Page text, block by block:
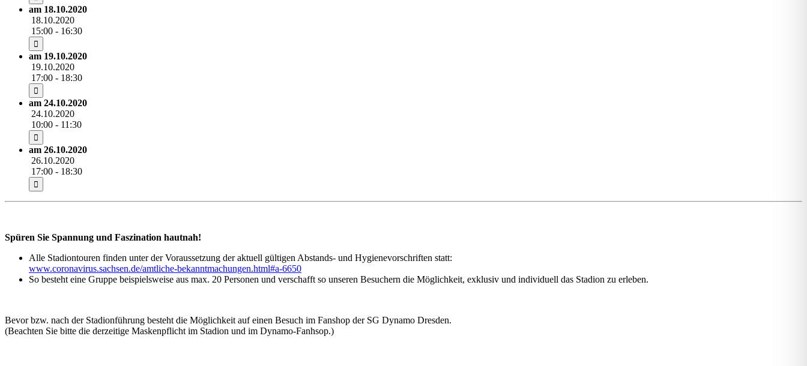
am 18.10.2020
18.10.2020
15:00 - 16:30
am 19.10.2020
19.10.2020
17:00 - 18:30
am 24.10.2020
24.10.2020
10:00 - 11:30
am 26.10.2020
26.10.2020
17:00 - 18:30
Spüren Sie Spannung und Faszination hautnah!
Alle Stadiontouren finden unter der Voraussetzung der aktuell gültigen Abstands- und Hygienevorschriften statt:
www.coronavirus.sachsen.de/amtliche-bekanntmachungen.html#a-6650
So besteht eine Gruppe beispielsweise aus max. 20 Personen und verschafft so unseren Besuchern die Möglichkeit, exklusiv und individuell das Stadion zu erleben.
Bevor bzw. nach der Stadionführung besteht die Möglichkeit auf einen Besuch im Fanshop der SG Dynamo Dresden.
(Beachten Sie bitte die derzeitige Maskenpflicht im Stadion und im Dynamo-Fanhsop.)